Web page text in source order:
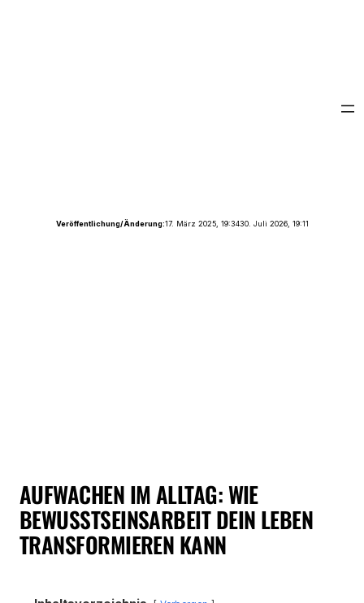
Veröffentlichung/Änderung:17. März 2025, 19:3430. Juli 2026, 19:11
AUFWACHEN IM ALLTAG: WIE
BEWUSSTSEINSARBEIT DEIN LEBEN
TRANSFORMIEREN KANN